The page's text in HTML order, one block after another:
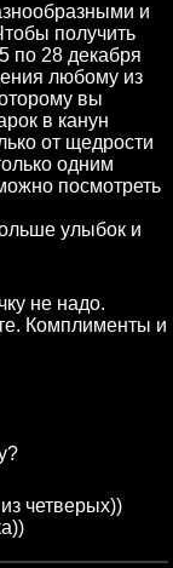
и
получить
по 28 декабря
любому из
вы
в канун
от щедрости
одним
посмотреть
улыбок и
не надо.
Комплименты и
четверых))